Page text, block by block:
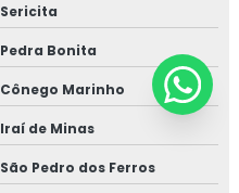
Sericita
Pedra Bonita
Cônego Marinho
Iraí de Minas
São Pedro dos Ferros